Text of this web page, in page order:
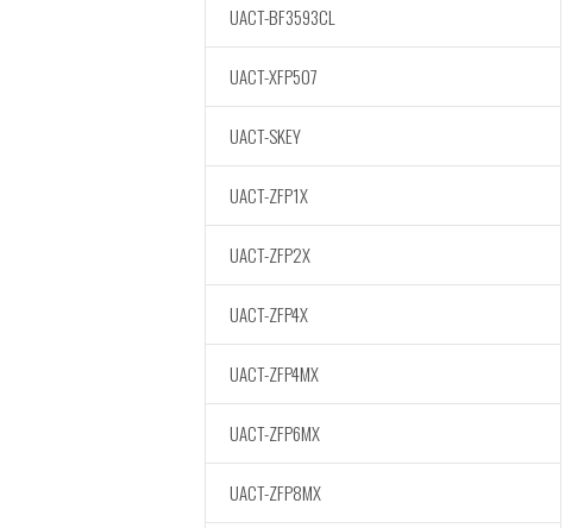
UACT-BF3593CL
UACT-XFP507
UACT-SKEY
UACT-ZFP1X
UACT-ZFP2X
UACT-ZFP4X
UACT-ZFP4MX
UACT-ZFP6MX
UACT-ZFP8MX